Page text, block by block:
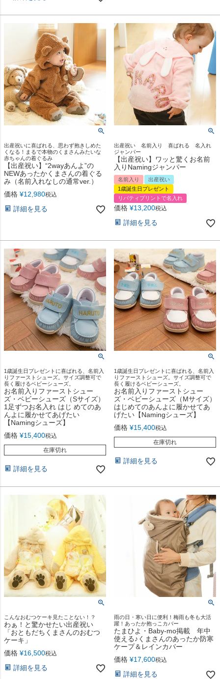
出産祝いに喜ばれる、思わず抱きしめた
くなる！まるで本物のくまさんみたいな
赤ちゃんの着ぐるみ
【出産祝い】“2wayあんよ”の
NEWあったかくまさんの着ぐる
み（名前入れなしの通常ver.）
価格 ¥12,980税込
詳細を見る
出産祝い 名前入り 喜ばれる 名入れ
ジャンパー
【出産祝い】ワッと驚くお名前
入りNamingジャンパー
名前入り
出産祝い
1歳誕生日プレゼント
リバティプリントで名入れ
価格 ¥13,200税込
詳細を見る
1歳誕生日プレゼントに喜ばれる、名前入
りファーストシューズ。サイズ調整可で
長く履けるベビーシューズ。
お名前入りファーストシュー
ズ・ベビーシューズ（Sサイズ）
1足ずつお名入れ はじ めてのあ
んよに履かせてあげたい
【Namingシューズ】
価格 ¥15,400税込
在庫切れ
詳細を見る
1歳誕生日プレゼントに喜ばれる、名前入
りファーストシューズ。サイズ調整可で
長く履けるベビーシューズ。
お名前入りファーストシュー
ズ・ベビーシューズ（Mサイズ）
はじめてのあんよに履かせてあ
げたい【Namingシューズ】
価格 ¥15,400税込
在庫切れ
詳細を見る
こんなおむつケーキ見たことない！？
わぁ！と驚かせたい出産祝い
「おともだちくまさんのおむつ
ケーキ」
価格 ¥16,500税込
詳細を見る
雨の日・寒い日に便利！梅雨も冬も大活
躍！あったか抱っこカバー
たまひよ・Baby-mo掲載 年中
使える♪くまさんのあったか防寒
ケープ＆レインカバー
価格 ¥17,600税込
詳細を見る